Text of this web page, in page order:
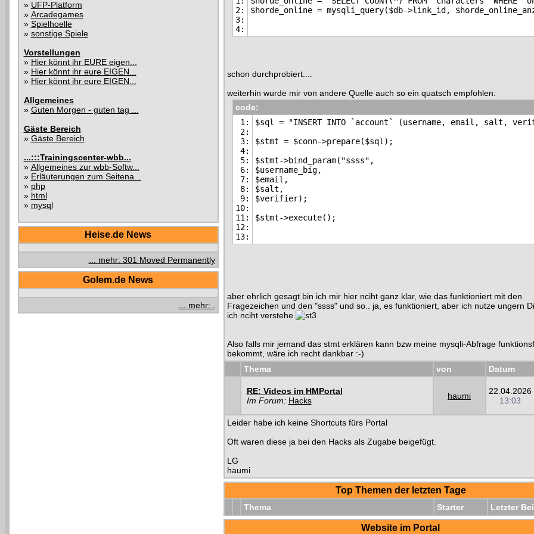
» UFP-Platform
» Arcadegames
» Spielhoelle
» sonstige Spiele
Vorstellungen
» Hier könnt ihr EURE eigen...
» Hier könnt ihr eure EIGEN...
» Hier könnt ihr eure EIGEN...
Allgemeines
» Guten Morgen - guten tag ...
Gäste Bereich
» Gäste Bereich
...:::Trainingscenter-wbb...
» Allgemeines zur wbb-Softw...
» Erläuterungen zum Seitena...
» php
» html
» mysql
Heise.de News
... mehr: 301 Moved Permanently
Golem.de News
... mehr: .
2:
3:
schon durchprobiert....
weiterhin wurde mir von andere Quelle auch so ein quatsch empfohlen:
code:
1:
2:
3:
4:
5:
6:
7:
8:
9:
10:
11:
12:
$sql = "INSERT INTO `account` (username, email, salt,
$stmt = $conn->prepare($sql);
$stmt->bind_param("ssss",
$username_big,
$email,
$salt,
$verifier);
aber ehrlich gesagt bin ich mir hier nciht ganz klar, wie das funktioniert mit den
Fragezeichen und den "ssss" und so.. ja, es funktioniert, aber ich nutze ungern
ich nciht verstehe
Also falls mir jemand das stmt erklären kann bzw meine mysqli-Abfrage
bekommt, wäre ich recht dankbar :-)
Thema
von Datum
RE: Videos im HMPortal
Im Forum: Hacks haumi
22.04.2026
13:03
Leider habe ich keine Shortcuts fürs Portal
Oft waren diese ja bei den Hacks als Zugabe beigefügt.
LG
haumi
Top Themen der letzten Tage
Thema Starter Letzter
Website im Portal